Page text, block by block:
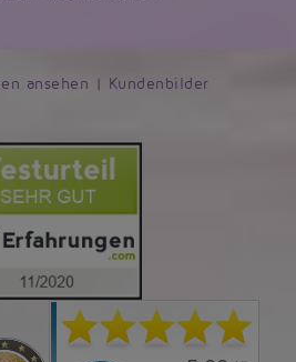
ansehen | Kundenbilder